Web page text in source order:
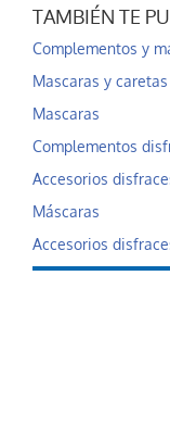
TAMBIÉN TE
Complementos y
Mascaras y caretas
Mascaras
Complementos
Accesorios
Máscaras
Accesorios